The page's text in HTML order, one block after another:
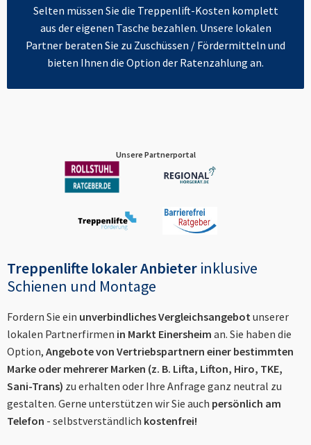
Selten müssen Sie die Treppenlift-Kosten komplett
aus der eigenen Tasche bezahlen. Unsere lokalen
Partner beraten Sie zu Zuschüssen / Fördermitteln und
bieten Ihnen die Option der Ratenzahlung an.
Unsere Partnerportal
Treppenlifte lokaler Anbieter inklusive
Schienen und Montage
Fordern Sie ein unverbindliches Vergleichsangebotunserer
lokalen Partnerfirmen in Markt Einersheim an. Sie haben die
Option, Angebote von Vertriebspartnern einer bestimmten
Marke oder mehrerer Marken (z. B. Lifta, Lifton, Hiro, TKE,
Sani-Trans) zu erhalten oder Ihre Anfrage ganz neutral zu
gestalten. Gerne unterstützen wir Sie auch persönlich am
Telefon - selbstverständlich kostenfrei!